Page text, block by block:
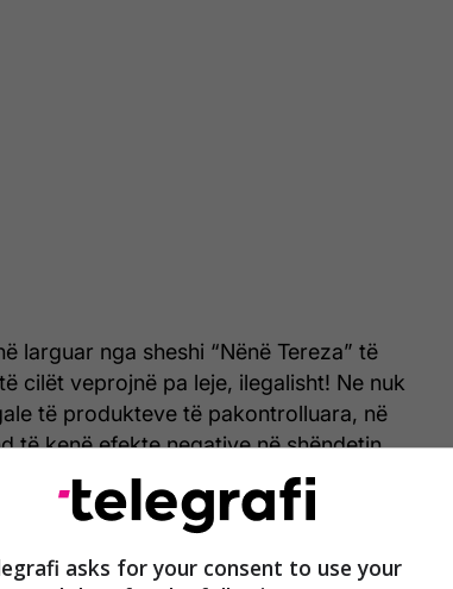
larguar nga sheshi “Nënë Tereza” të
cilët veprojnë pa leje, ilegalisht! Ne nuk
të produkteve të pakontrolluara, në
të kenë efekte negative në shëndetin
asks for your consent to use your